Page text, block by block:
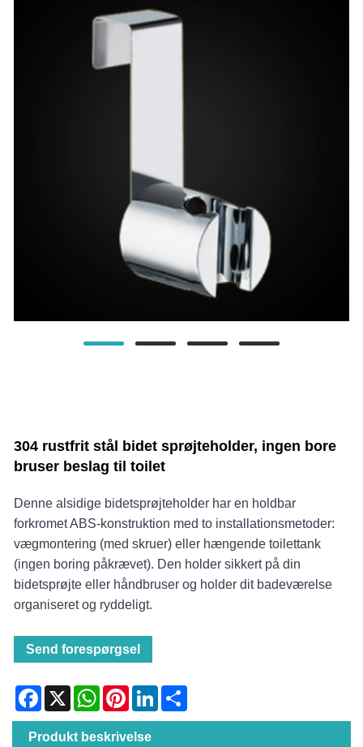
304 rustfrit stål bidet sprøjteholder, ingen bore
bruser beslag til toilet
Denne alsidige bidetsprøjteholder har en holdbar
forkromet ABS-konstruktion med to installationsmetoder:
vægmontering (med skruer) eller hængende toilettank
(ingen boring påkrævet). Den holder sikkert på din
bidetsprøjte eller håndbruser og holder dit badeværelse
organiseret og ryddeligt.
Send forespørgsel
Facebook
X WhatsAppPinterestLinkedIn
Produkt beskrivelse